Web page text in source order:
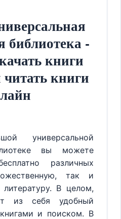
библиотека -
книги
читать книги
универсальной
вы можете
различных
так и
литературу. В целом,
из себя удобный
и поиском. В